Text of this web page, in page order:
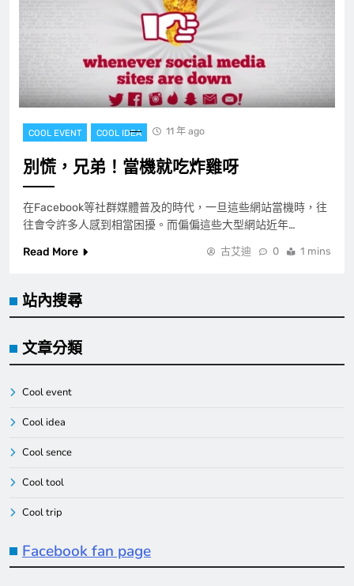
COOL EVENT COOL IDEA 11 年 ago
別慌，兄弟！當機就吃炸雞呀
在Facebook等社群媒體普及的時代，一旦這些網站當機時，往
往會令許多人感到相當困擾。而偏偏這些大型網站近年…
Read More
古艾迪 0 1 mins
站內搜尋
文章分類
Cool event
Cool idea
Cool sence
Cool tool
Cool trip
Facebook fan page